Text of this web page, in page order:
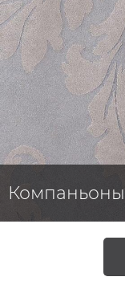
Компаньоны